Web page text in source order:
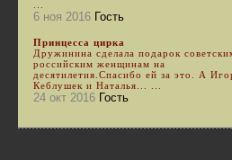
6 ноя 2016 Гость
Принцесса цирка
Дружинина сделала подарок
российским женщинам на
десятилетия.Спасибо ей за это. А
Кеблушек и Наталья... ...
24 окт 2016 Гость